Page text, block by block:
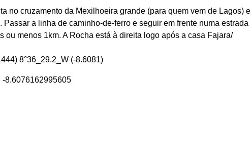
no cruzamento da Mexilhoeira grande (para quem vem de Lagos) e
a linha de caminho-de-ferro e seguir em frente numa estrada
ou menos 1km. A Rocha está à direita logo após a casa Fajara/
8°36_29.2_W (-8.6081)
8.6076162995605